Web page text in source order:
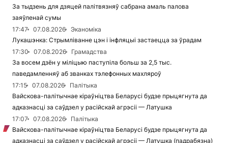
За тыдзень для дзяцей палітвязняў сабрана амаль палова
заяўленай сумы
17:47
07.08.2026
Эканоміка
Лукашэнка: Стрымліванне цэн і інфляцыі застаецца за ўрадам
17:30
07.08.2026
Грамадства
За восем дзён у міліцыю паступіла больш за 2,5 тыс.
паведамленняў аб званках тэлефонных махляроў
17:15
07.08.2026
Палітыка
Вайскова-палітычнае кіраўніцтва Беларусі будзе прыцягнута да
адказнасці за саўдзел у расійскай агрэсіі — Латушка
17:07
07.08.2026
Палітыка
Вайскова-палітычнае кіраўніцтва Беларусі будзе прыцягнута да
адказнасці за саўдзел у расійскай агрэсіі — Латушка (падрабязна)